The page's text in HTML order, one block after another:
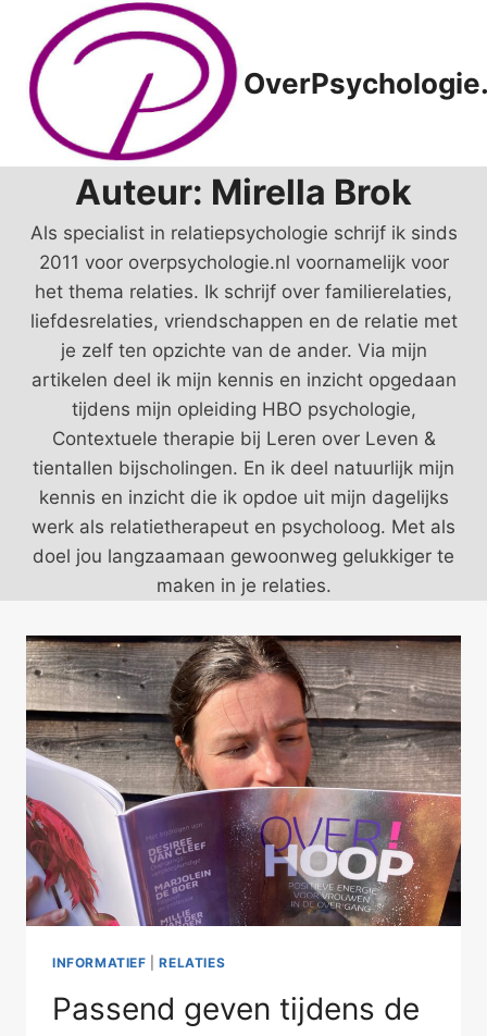
Doorgaan
inhoud
Auteur: Mirella Brok
Als specialist in relatiepsychologie schrijf ik sinds
2011 voor overpsychologie.nl voornamelijk voor
het thema relaties. Ik schrijf over familierelaties,
liefdesrelaties, vriendschappen en de relatie met
je zelf ten opzichte van de ander. Via mijn
artikelen deel ik mijn kennis en inzicht opgedaan
tijdens mijn opleiding HBO psychologie,
Contextuele therapie bij Leren over Leven &
tientallen bijscholingen. En ik deel natuurlijk mijn
kennis en inzicht die ik opdoe uit mijn dagelijks
werk als relatietherapeut en psycholoog. Met als
doel jou langzaamaan gewoonweg gelukkiger te
maken in je relaties.
INFORMATIEF |RELATIES
Passend geven tijdens de